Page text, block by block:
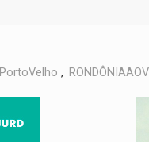
PortoVelho ,